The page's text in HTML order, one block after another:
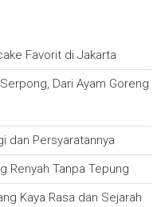
Favorit di Jakarta
Dari Ayam Goreng
dan Persyaratannya
Renyah Tanpa Tepung
Kaya Rasa dan Sejarah